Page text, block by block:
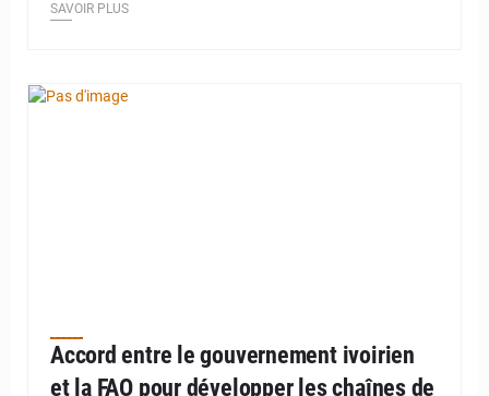
SAVOIR PLUS
Accord entre le gouvernement ivoirien
et la FAO pour développer les chaînes de